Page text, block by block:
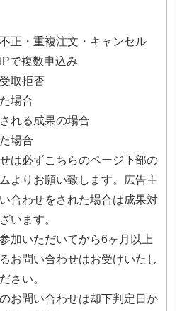
正・重複注文・キャンセル
で複数申込み
取拒否
場合
れる成果の場合
場合
は必ずこちらのページ下部の
よりお願い致します。広告主
合わせをされた場合は成果対
います。
加いただいてから6ヶ月以上
お問い合わせはお受けいたし
さい。
お問い合わせは却下判定日か